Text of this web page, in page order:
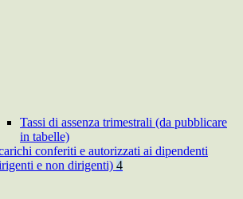
Tassi di assenza trimestrali (da pubblicare
in tabelle)
conferiti e autorizzati ai dipendenti
e non dirigenti) 4